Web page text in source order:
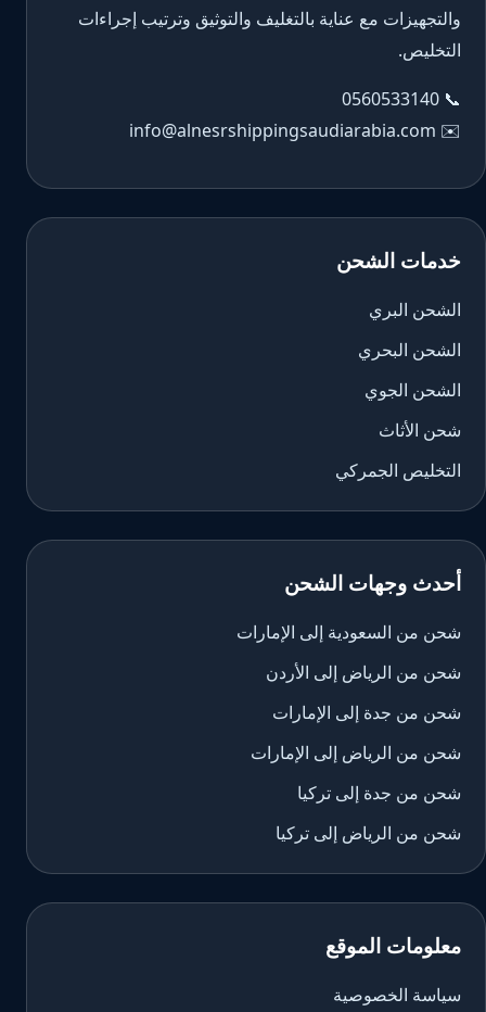
والتجهيزات مع عناية بالتغليف والتوثيق وترتيب إجراءات
التخليص.
📞
0560533140
✉️
info@alnesrshippingsaudiarabia.com
خدمات الشحن
الشحن البري
الشحن البحري
الشحن الجوي
شحن الأثاث
التخليص الجمركي
أحدث وجهات الشحن
شحن من السعودية إلى الإمارات
شحن من الرياض إلى الأردن
شحن من جدة إلى الإمارات
شحن من الرياض إلى الإمارات
شحن من جدة إلى تركيا
شحن من الرياض إلى تركيا
معلومات الموقع
سياسة الخصوصية